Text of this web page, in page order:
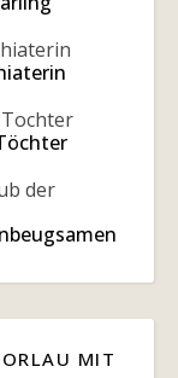
MIT